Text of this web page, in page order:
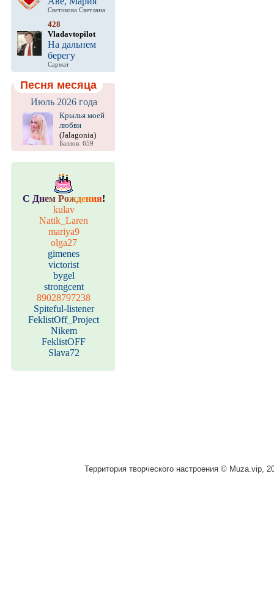
Светикова Светлана
428
Vladavtopilot
На дальнем
берегу
Сармат
Песня месяца
Июль 2026 года
Крылья моей
любви
(Jalagonia)
Баллов: 659
С Днем Рождения!
kulav
Natik_Laren
mariya9
olga27
gimenes
victorist
bygel
strongcent
89028797238
Spiteful-listener
FeklistOff_Project
Nikem
FeklistOFF
Slava72
Территория творческого настроения © Muza.vip,